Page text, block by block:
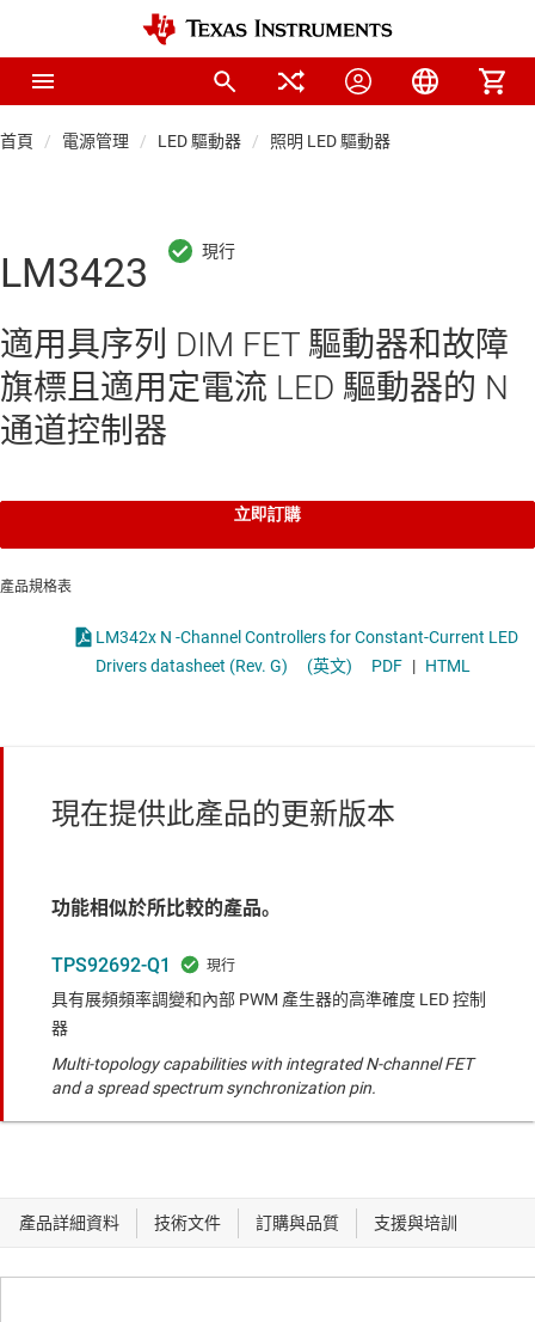
首頁 電源管理 LED 驅動器 照明 LED 驅動器
LM3423
適用具序列 DIM FET 驅動器和故障
旗標且適用定電流 LED 驅動器的 N
通道控制器
立即訂購
產品規格表
LM342x N -Channel Controllers for Constant-Current LED
Drivers datasheet (Rev. G)
(英文) PDF | HTML
現在提供此產品的更新版本
功能相似於所比較的產品。
TPS92692-Q1
具有展頻頻率調變和內部 PWM 產生器的高準確度 LED 控制
器
Multi-topology capabilities with integrated N-channel FET
and a spread spectrum synchronization pin.